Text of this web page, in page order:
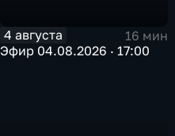
4 августа
16 мин
Эфир 04.08.2026 · 17:00